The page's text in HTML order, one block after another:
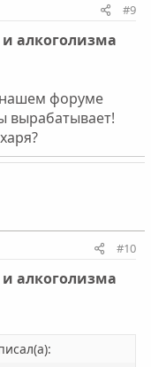
#9
алкоголизма
нашем форуме
вырабатывает!
#10
алкоголизма